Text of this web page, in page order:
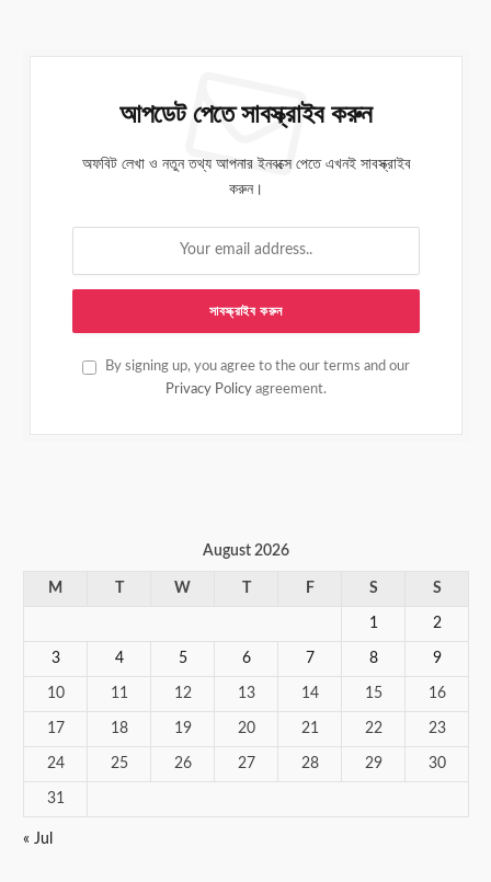
আপডেট পেতে সাবস্ক্রাইব করুন
অফবিট লেখা ও নতুন তথ্য আপনার ইনবক্সে পেতে এখনই সাবস্ক্রাইব
করুন।
By signing up, you agree to the our terms and our
Privacy Policy agreement.
August 2026
M T W T F S S
1 2
3 4 5 6 7 8 9
10 11 12 13 14 15 16
17 18 19 20 21 22 23
24 25 26 27 28 29 30
31
« Jul